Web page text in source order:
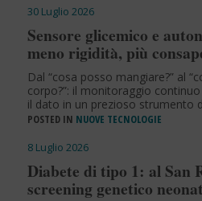
30 Luglio 2026
Sensore glicemico e
meno rigidità, più
Dal “cosa posso mangiare?” al
corpo?”: il monitoraggio
il dato in un prezioso strumento
POSTED IN NUOVE TECNOLOGIE
8 Luglio 2026
Diabete di tipo 1: al San
screening genetico